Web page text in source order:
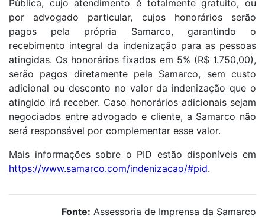
Pública, cujo atendimento é totalmente gratuito, ou
por advogado particular, cujos honorários serão
pagos pela própria Samarco, garantindo o
recebimento integral da indenização para as pessoas
atingidas. Os honorários fixados em 5% (R$ 1.750,00),
serão pagos diretamente pela Samarco, sem custo
adicional ou desconto no valor da indenização que o
atingido irá receber. Caso honorários adicionais sejam
negociados entre advogado e cliente, a Samarco não
será responsável por complementar esse valor.
Mais informações sobre o PID estão disponíveis em
https://www.samarco.com/indenizacao/#pid.
Fonte: Assessoria de Imprensa da Samarco